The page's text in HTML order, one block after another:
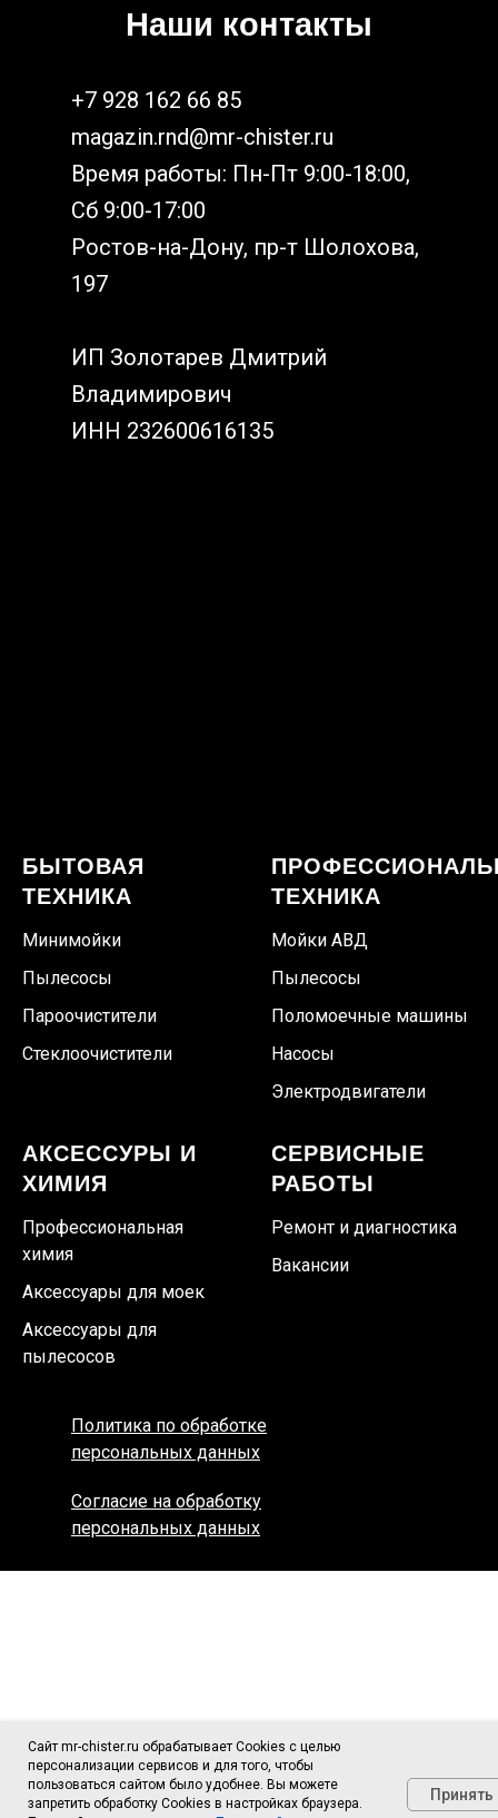
Наши контакты
+7 928 162 66 85
magazin.rnd@mr-chister.ru
Время работы: Пн-Пт 9:00-18:00,
Сб 9:00-17:00
Ростов-на-Дону, пр-т Шолохова,
197
ИП Золотарев Дмитрий
Владимирович
ИНН 232600616135
БЫТОВАЯ
ТЕХНИКА
Минимойки
Пылесосы
Пароочистители
Стеклоочистители
ТЕХНИКА
Мойки АВД
Пылесосы
Поломоечные машины
Насосы
Электродвигатели
АКСЕССУРЫ И
ХИМИЯ
Профессиональная
химия
Аксессуары для моек
Аксессуары для
пылесосов
СЕРВИСНЫЕ
РАБОТЫ
Ремонт и диагностика
Вакансии
Сайт mr-chister.ru обрабатывает Cookies с целью
персонализации сервисов и для того, чтобы
пользоваться сайтом было удобнее. Вы можете
запретить обработку Cookies в настройках браузера.
Принять
Политика по обработке
персональных данных
Согласие на обработку
персональных данных